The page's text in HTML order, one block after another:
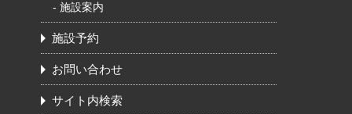
- 施設案内
施設予約
お問い合わせ
サイト内検索